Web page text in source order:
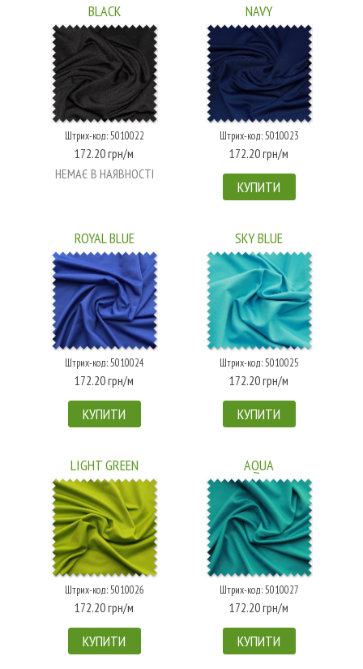
BLACK
Штрих-код: 5010022
172.20 грн/м
НЕМАЄ В НАЯВНОСТІ
NAVY
Штрих-код: 5010023
172.20 грн/м
КУПИТИ
ROYAL BLUE
Штрих-код: 5010024
172.20 грн/м
КУПИТИ
SKY BLUE
Штрих-код: 5010025
172.20 грн/м
КУПИТИ
LIGHT GREEN
Штрих-код: 5010026
172.20 грн/м
КУПИТИ
AQUA
Штрих-код: 5010027
172.20 грн/м
КУПИТИ